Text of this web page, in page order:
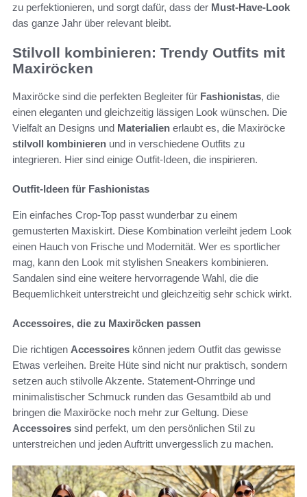
zu perfektionieren, und sorgt dafür, dass der Must-Have-Look
das ganze Jahr über relevant bleibt.
Stilvoll kombinieren: Trendy Outfits mit
Maxiröcken
Maxiröcke sind die perfekten Begleiter für Fashionistas, die
einen eleganten und gleichzeitig lässigen Look wünschen. Die
Vielfalt an Designs und Materialien erlaubt es, die Maxiröcke
stilvoll kombinieren und in verschiedene Outfits zu
integrieren. Hier sind einige Outfit-Ideen, die inspirieren.
Outfit-Ideen für Fashionistas
Ein einfaches Crop-Top passt wunderbar zu einem
gemusterten Maxiskirt. Diese Kombination verleiht jedem Look
einen Hauch von Frische und Modernität. Wer es sportlicher
mag, kann den Look mit stylishen Sneakers kombinieren.
Sandalen sind eine weitere hervorragende Wahl, die die
Bequemlichkeit unterstreicht und gleichzeitig sehr schick wirkt.
Accessoires, die zu Maxiröcken passen
Die richtigen Accessoires können jedem Outfit das gewisse
Etwas verleihen. Breite Hüte sind nicht nur praktisch, sondern
setzen auch stilvolle Akzente. Statement-Ohrringe und
minimalistischer Schmuck runden das Gesamtbild ab und
bringen die Maxiröcke noch mehr zur Geltung. Diese
Accessoires sind perfekt, um den persönlichen Stil zu
unterstreichen und jeden Auftritt unvergesslich zu machen.